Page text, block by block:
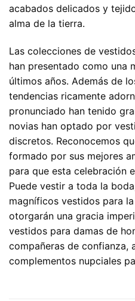
acabados delicados y
alma de la tierra.
Las colecciones de
han presentado como una
últimos años. Además de
tendencias ricamente
pronunciado han tenido
novias han optado por
discretos. Reconocemos
formado por sus mejores
para que esta celebración
Puede vestir a toda la
magníficos vestidos para
otorgarán una gracia
vestidos para damas de
compañeras de confianza,
complementos nupciales